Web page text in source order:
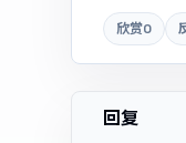
欣赏0
回复